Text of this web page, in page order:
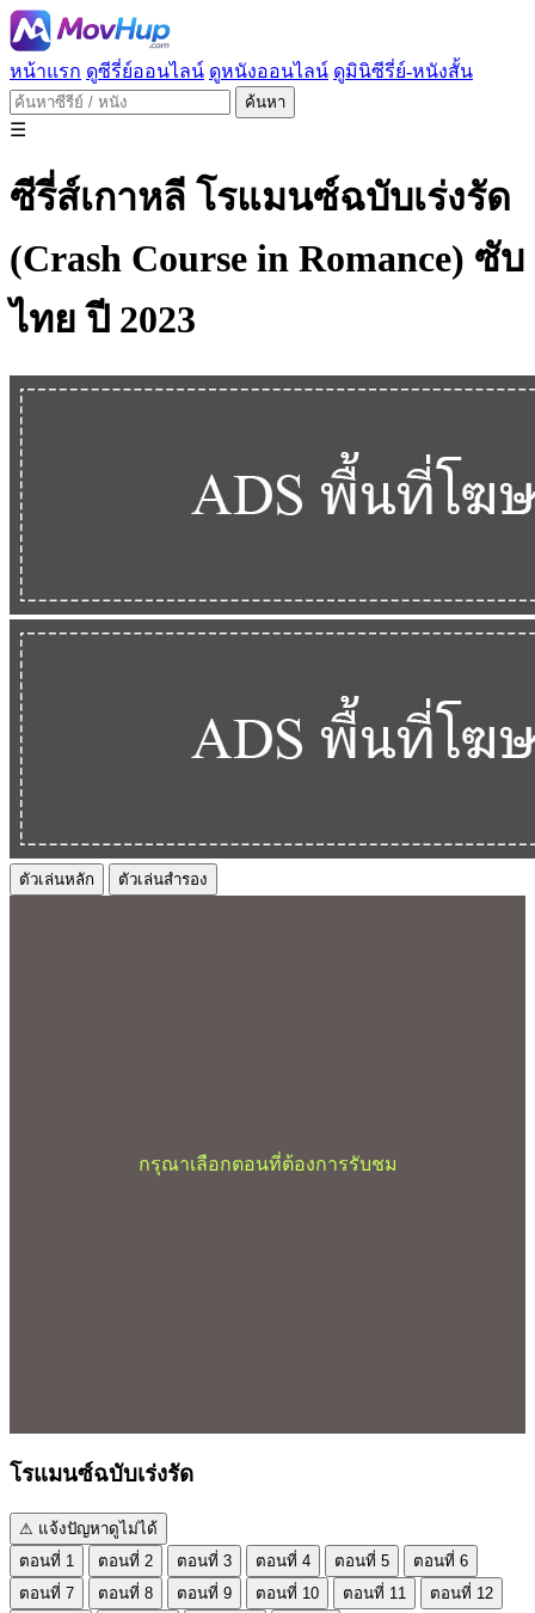
หน้าแรก ดูซีรี่ย์ออนไลน์ ดูหนังออนไลน์ ดูมินิซีรี่ย์-หนังสั้น
ค้นหา
☰
ซีรี่ส์เกาหลี โรแมนซ์ฉบับเร่งรัด
(Crash Course in Romance) ซับ
ไทย ปี 2023
ตัวเล่นหลัก ตัวเล่นสำรอง
กรุณาเลือกตอนที่ต้องการรับชม
โรแมนซ์ฉบับเร่งรัด
⚠ แจ้งปัญหาดูไม่ได้
ตอนที่ 1
ตอนที่ 2 ตอนที่ 3 ตอนที่ 4 ตอนที่ 5
ตอนที่ 6
ตอนที่ 7
ตอนที่ 8 ตอนที่ 9 ตอนที่ 10 ตอนที่ 11
ตอนที่ 12